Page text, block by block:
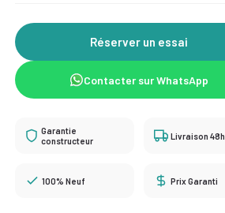
Réserver un essai
Contacter sur WhatsApp
Garantie
constructeur
Livraison 48h
100% Neuf Prix Garanti